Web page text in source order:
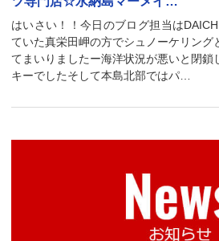
はいさい！！今日のブログ担当は
ていた真栄田岬の方でシュノーケリング
てまいりましたー海洋状況が悪いと閉鎖
キーでしたそして本島北部ではパ…